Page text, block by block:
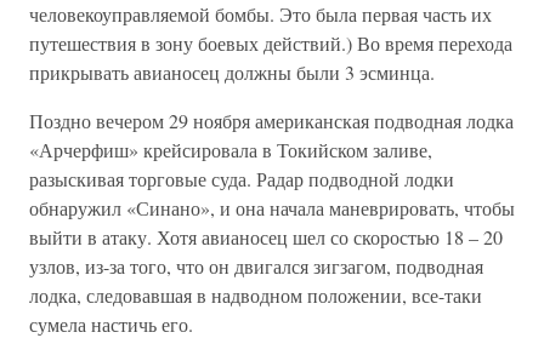
человекоуправляемой бомбы. Это была первая часть их
путешествия в зону боевых действий.) Во время перехода
прикрывать авианосец должны были 3 эсминца.
Поздно вечером 29 ноября американская подводная лодка
«Арчерфиш» крейсировала в Токийском заливе,
разыскивая торговые суда. Радар подводной лодки
обнаружил «Синано», и она начала маневрировать, чтобы
выйти в атаку. Хотя авианосец шел со скоростью 18 – 20
узлов, из-за того, что он двигался зигзагом, подводная
лодка, следовавшая в надводном положении, все-таки
сумела настичь его.